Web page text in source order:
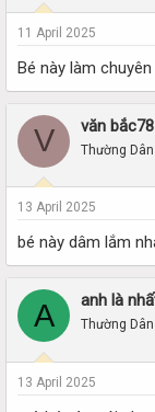
11 April 2025
Bé này làm
V văn bắc78
Thường Dân
13 April 2025
bé này dâm lắm
A anh là
Thường Dân
13 April 2025